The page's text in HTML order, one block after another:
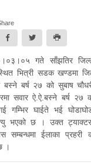
गते साँझतिर
भित्री सडक खण्डमा
बस्ने बर्ष २७ को सुबाष
सवार ऐ.ऐ.बस्ने बर्ष २७
गम्भिर घाईते भई
भएको छ । उक्त
सम्बन्धमा ईलाका
।